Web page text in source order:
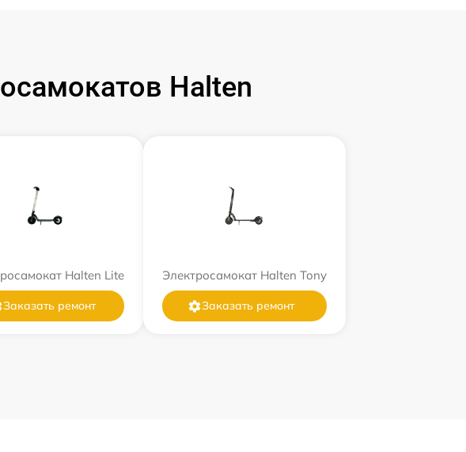
Halten
Halten Lite
Заказать ремонт
Электросамокат Halten Tony
Заказать ремонт